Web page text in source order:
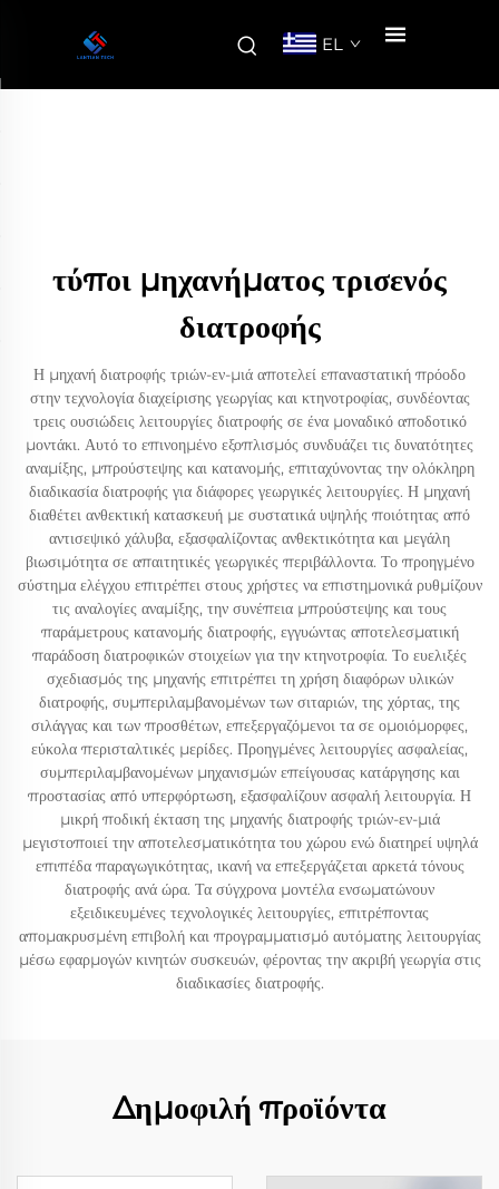
EL
τύποι μηχανήματος τρισενός
διατροφής
Η μηχανή διατροφής τριών-εν-μιά αποτελεί επαναστατική πρόοδο
στην τεχνολογία διαχείρισης γεωργίας και κτηνοτροφίας, συνδέοντας
τρεις ουσιώδεις λειτουργίες διατροφής σε ένα μοναδικό αποδοτικό
μοντάκι. Αυτό το επινοημένο εξοπλισμός συνδυάζει τις δυνατότητες
αναμίξης, μπρούστεψης και κατανομής, επιταχύνοντας την ολόκληρη
διαδικασία διατροφής για διάφορες γεωργικές λειτουργίες. Η μηχανή
διαθέτει ανθεκτική κατασκευή με συστατικά υψηλής ποιότητας από
αντισεψικό χάλυβα, εξασφαλίζοντας ανθεκτικότητα και μεγάλη
βιωσιμότητα σε απαιτητικές γεωργικές περιβάλλοντα. Το προηγμένο
σύστημα ελέγχου επιτρέπει στους χρήστες να επιστημονικά ρυθμίζουν
τις αναλογίες αναμίξης, την συνέπεια μπρούστεψης και τους
παράμετρους κατανομής διατροφής, εγγυώντας αποτελεσματική
παράδοση διατροφικών στοιχείων για την κτηνοτροφία. Το ευελιξές
σχεδιασμός της μηχανής επιτρέπει τη χρήση διαφόρων υλικών
διατροφής, συμπεριλαμβανομένων των σιταριών, της χόρτας, της
σιλάγγας και των προσθέτων, επεξεργαζόμενοι τα σε ομοιόμορφες,
εύκολα περισταλτικές μερίδες. Προηγμένες λειτουργίες ασφαλείας,
συμπεριλαμβανομένων μηχανισμών επείγουσας κατάργησης και
προστασίας από υπερφόρτωση, εξασφαλίζουν ασφαλή λειτουργία. Η
μικρή ποδική έκταση της μηχανής διατροφής τριών-εν-μιά
μεγιστοποιεί την αποτελεσματικότητα του χώρου ενώ διατηρεί υψηλά
επιπέδα παραγωγικότητας, ικανή να επεξεργάζεται αρκετά τόνους
διατροφής ανά ώρα. Τα σύγχρονα μοντέλα ενσωματώνουν
εξειδικευμένες τεχνολογικές λειτουργίες, επιτρέποντας
απομακρυσμένη επιβολή και προγραμματισμό αυτόματης λειτουργίας
μέσω εφαρμογών κινητών συσκευών, φέροντας την ακριβή γεωργία στις
διαδικασίες διατροφής.
Δημοφιλή προϊόντα